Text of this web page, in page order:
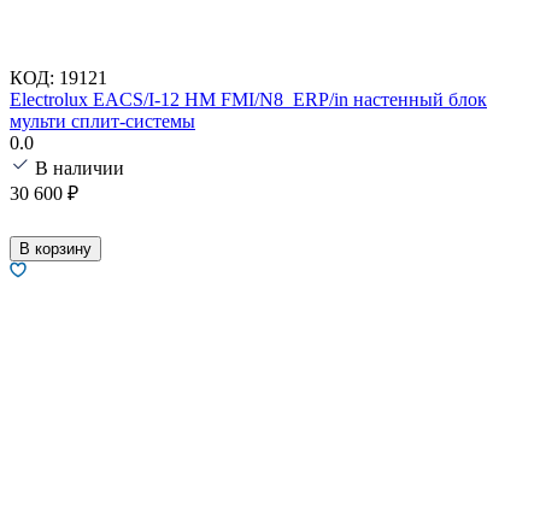
КОД: 19121
Electrolux EACS/I-12 HM FMI/N8_ERP/in настенный блок
мульти сплит-системы
0.0
В наличии
30 600 ₽
В корзину